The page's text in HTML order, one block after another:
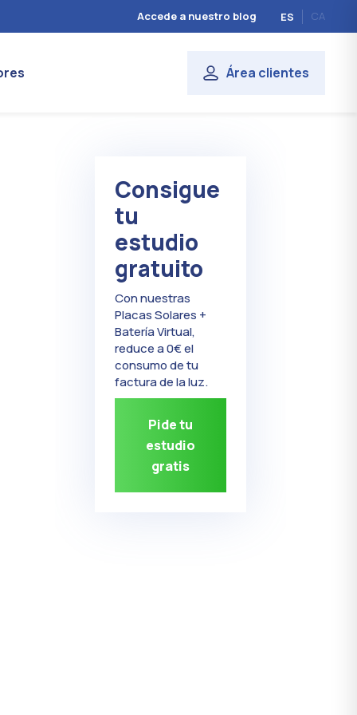
Accede a nuestro blog ES CA
Área clientes
Consigue
tu
estudio
gratuito
Con nuestras
Placas Solares +
Batería Virtual,
reduce a 0€ el
consumo de tu
factura de la luz.
Pide tu
estudio
gratis